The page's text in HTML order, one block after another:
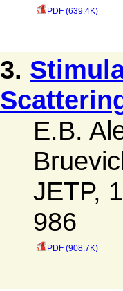
PDF (639.4K)
3.
E.B.
JETP,
986
PDF (908.7K)